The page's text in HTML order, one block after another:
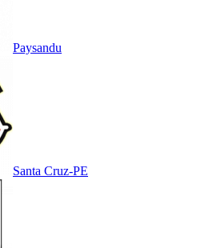
Paysandu
Santa Cruz-PE